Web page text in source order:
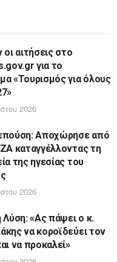
οι αιτήσεις στο
για το
«Τουρισμός για όλους
2026
Αποχώρησε από
καταγγέλλοντας τη
της ηγεσίας του
2026
Λύση: «Ας πάψει ο κ.
να κοροϊδεύει τον
να προκαλεί»